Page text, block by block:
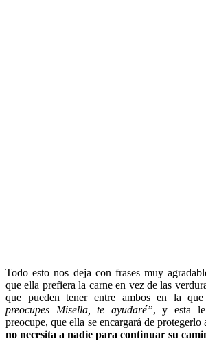
Todo esto nos deja con frases muy
que ella prefiera la carne en vez de las
que pueden tener entre ambos en la
preocupes Misella, te ayudaré”, y esta le
preocupe, que ella se encargará de
no necesita a nadie para continuar su